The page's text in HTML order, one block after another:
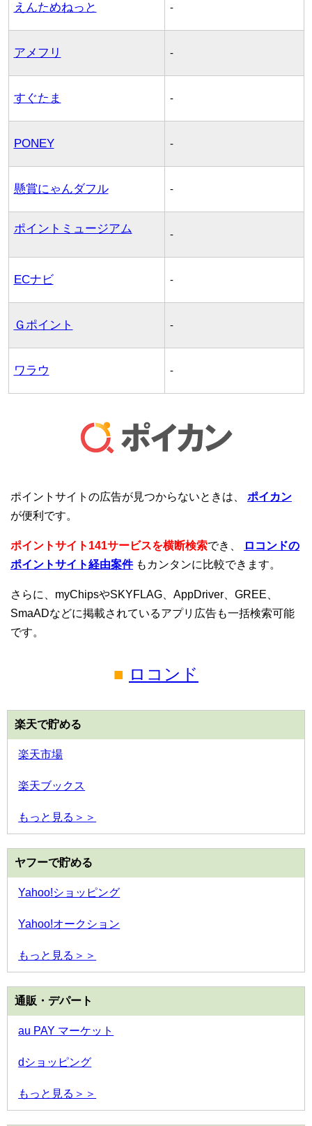
えんためねっと -
アメフリ -
すぐたま -
PONEY -
懸賞にゃんダフル -
ポイントミュージアム -
ECナビ -
Ｇポイント -
ワラウ -
ポイントサイトの広告が見つからないときは、 ポイカン
が便利です。
ポイントサイト141サービスを横断検索でき、
ロコンドの
ポイントサイト経由案件もカンタンに比較できます。
さらに、myChipsやSKYFLAG、AppDriver、GREE、
SmaADなどに掲載されているアプリ広告も一括検索可能
です。
■ ロコンド
楽天で貯める
楽天市場
楽天ブックス
もっと見る＞＞
ヤフーで貯める
Yahoo!ショッピング
Yahoo!オークション
もっと見る＞＞
通販・デパート
au PAY マーケット
dショッピング
もっと見る＞＞